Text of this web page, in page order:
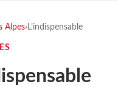
Alpes› L’indispensable